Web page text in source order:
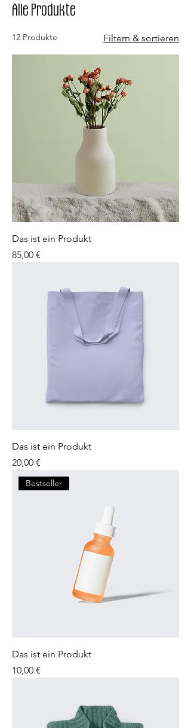
Alle Produkte
12 Produkte Filtern & sortieren
Das ist ein Produkt
Preis
85,00 €
Das ist ein Produkt
Preis
20,00 €
Bestseller
Das ist ein Produkt
Preis
10,00 €